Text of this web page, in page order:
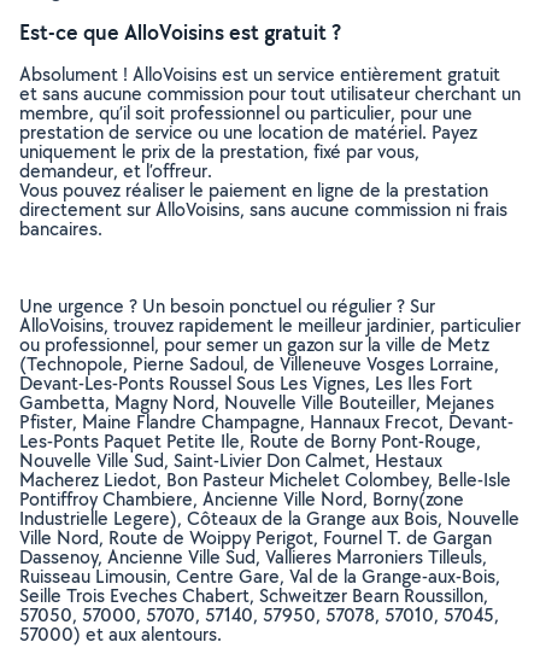
Est-ce que AlloVoisins est gratuit ?
Absolument ! AlloVoisins est un service entièrement gratuit
et sans aucune commission pour tout utilisateur cherchant un
membre, qu’il soit professionnel ou particulier, pour une
prestation de service ou une location de matériel. Payez
uniquement le prix de la prestation, fixé par vous,
demandeur, et l’offreur.
Vous pouvez réaliser le paiement en ligne de la prestation
directement sur AlloVoisins, sans aucune commission ni frais
bancaires.
Une urgence ? Un besoin ponctuel ou régulier ? Sur
AlloVoisins, trouvez rapidement le meilleur jardinier, particulier
ou professionnel, pour semer un gazon sur la ville de Metz
(Technopole, Pierne Sadoul, de Villeneuve Vosges Lorraine,
Devant-Les-Ponts Roussel Sous Les Vignes, Les Iles Fort
Gambetta, Magny Nord, Nouvelle Ville Bouteiller, Mejanes
Pfister, Maine Flandre Champagne, Hannaux Frecot, Devant-
Les-Ponts Paquet Petite Ile, Route de Borny Pont-Rouge,
Nouvelle Ville Sud, Saint-Livier Don Calmet, Hestaux
Macherez Liedot, Bon Pasteur Michelet Colombey, Belle-Isle
Pontiffroy Chambiere, Ancienne Ville Nord, Borny(zone
Industrielle Legere), Côteaux de la Grange aux Bois, Nouvelle
Ville Nord, Route de Woippy Perigot, Fournel T. de Gargan
Dassenoy, Ancienne Ville Sud, Vallieres Marroniers Tilleuls,
Ruisseau Limousin, Centre Gare, Val de la Grange-aux-Bois,
Seille Trois Eveches Chabert, Schweitzer Bearn Roussillon,
57050, 57000, 57070, 57140, 57950, 57078, 57010, 57045,
57000) et aux alentours.